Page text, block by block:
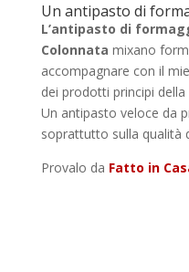
Un antipasto di
L’antipasto di
Colonnata mixano
accompagnare con il
dei prodotti principi
Un antipasto veloce da
soprattutto sulla qualità
Provalo da Fatto in